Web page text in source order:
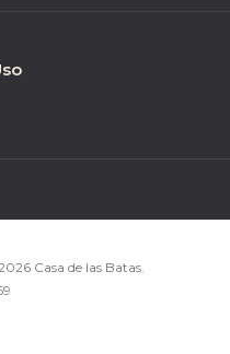
Casa de las Batas.